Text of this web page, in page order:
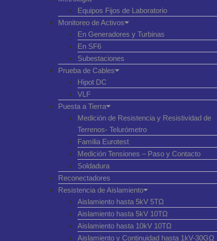
Equipos Fijos de Laboratorio
Monitoreo de Activos
En Generadores y Turbinas
En SF6
Subestaciones
Prueba de Cables
Hipot DC
VLF
Puesta a Tierra
Medición de Resistencia y Resistividad de
Terrenos- Telurómetro
Familia Eurotest
Medición Tensiones – Paso y Contacto
Soldadura
Reconectadores
Resistencia de Aislamiento
Aislamiento hasta 5kV 5TΩ
Aislamiento hasta 5kV 10TΩ
Aislamiento hasta 10kV 10TΩ
Aislamiento y Continuidad hasta 1kV-30GΩ